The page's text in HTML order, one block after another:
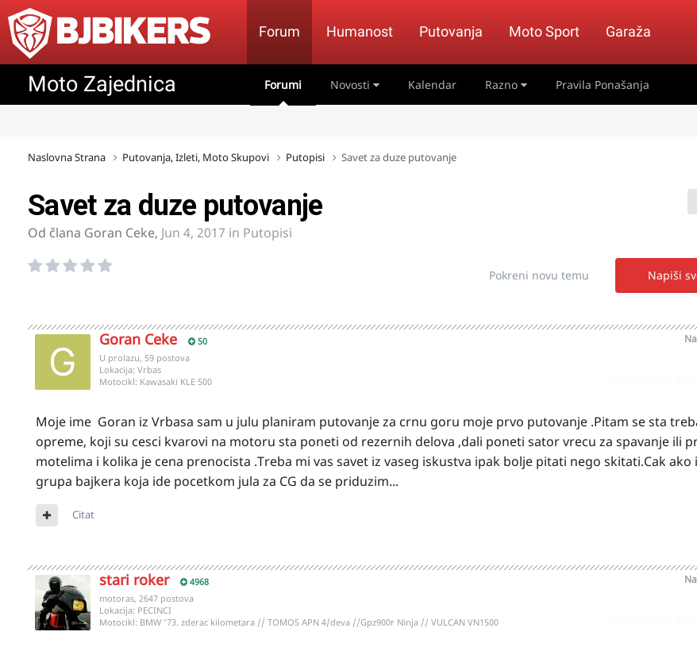
Forum Humanost Putovanja Moto Sport Garaža
Moto Zajednica Forumi Novosti Kalendar Razno Pravila Ponašanja
Naslovna Strana Putovanja, Izleti, Moto Skupovi Putopisi Savet za duze putovanje
Savet za duze putovanje
Od člana Goran Ceke, Jun 4, 2017 in Putopisi
Napiši
Pokreni novu temu
Goran Ceke 50
U prolazu, 59 postova
Lokacija: Vrbas
Motocikl: Kawasaki KLE 500
Moje ime Goran iz Vrbasa sam u julu planiram putovanje za crnu goru moje prvo putovanje .Pitam se sta
opreme, koji su cesci kvarovi na motoru sta poneti od rezernih delova ,dali poneti sator vrecu za spavanje ili
motelima i kolika je cena prenocista .Treba mi vas savet iz vaseg iskustva ipak bolje pitati nego skitati.Cak ako
grupa bajkera koja ide pocetkom jula za CG da se priduzim...
Citat
stari roker 4968
motoras, 2647 postova
Lokacija: PECINCI
Motocikl: BMW '73. zderac kilometara // TOMOS APN 4/deva //Gpz900r Ninja // VULCAN VN1500